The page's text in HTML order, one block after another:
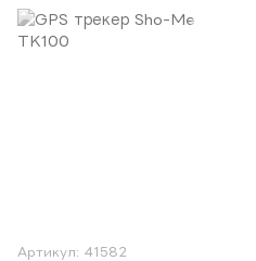
Артикул: 41582